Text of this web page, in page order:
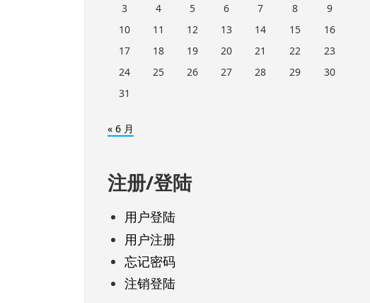
3
4 5 6 7 8
9
10
11 12 13 14 15
16
17
18 19 20 21 22
23
24
25 26 27 28 29
30
31
« 6 月
注册/登陆
用户登陆
用户注册
忘记密码
注销登陆